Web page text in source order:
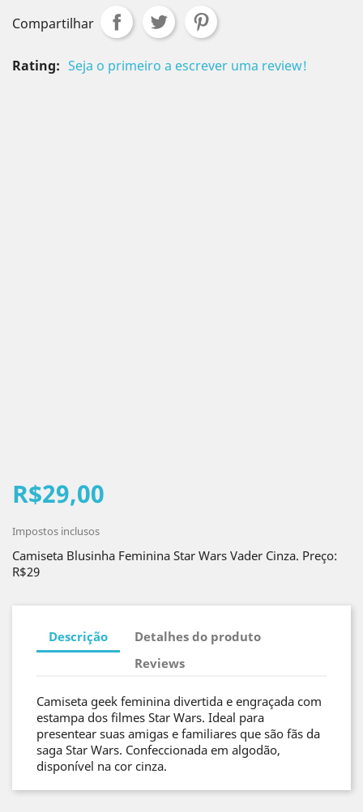
Compartilhar
Rating: Seja o primeiro a escrever uma review!
R$29,00
Impostos inclusos
Camiseta Blusinha Feminina Star Wars Vader Cinza. Preço:
R$29
Descrição
Detalhes do produto
Reviews
Camiseta geek feminina divertida e engraçada com
estampa dos filmes Star Wars. Ideal para
presentear suas amigas e familiares que são fãs da
saga Star Wars. Confeccionada em algodão,
disponível na cor cinza.